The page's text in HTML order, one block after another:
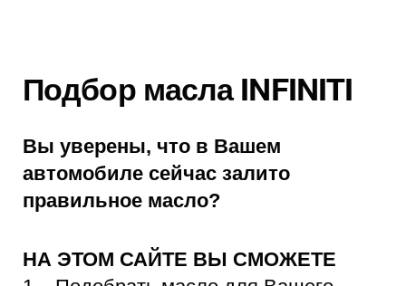
Подбор масла INFINITI
Вы уверены, что в Вашем
автомобиле сейчас залито
правильное масло?
НА ЭТОМ САЙТЕ ВЫ СМОЖЕТЕ